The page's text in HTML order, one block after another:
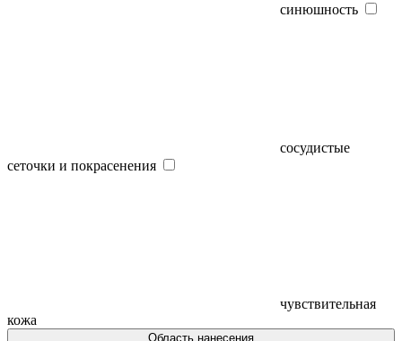
синюшность
сосудистые
сеточки и покрасенения
чувствительная
кожа
Область нанесения